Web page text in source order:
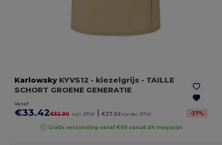
KarlowskyKYVS12 - kiezelgrijs - TAILLE
SCHORT GROENE GENERATIE
Vanaf
€33.42€52.90 incl. BTW | €27.62zonder BTW -37%
Gratis verzending vanaf €69 vanuit dit magazijn